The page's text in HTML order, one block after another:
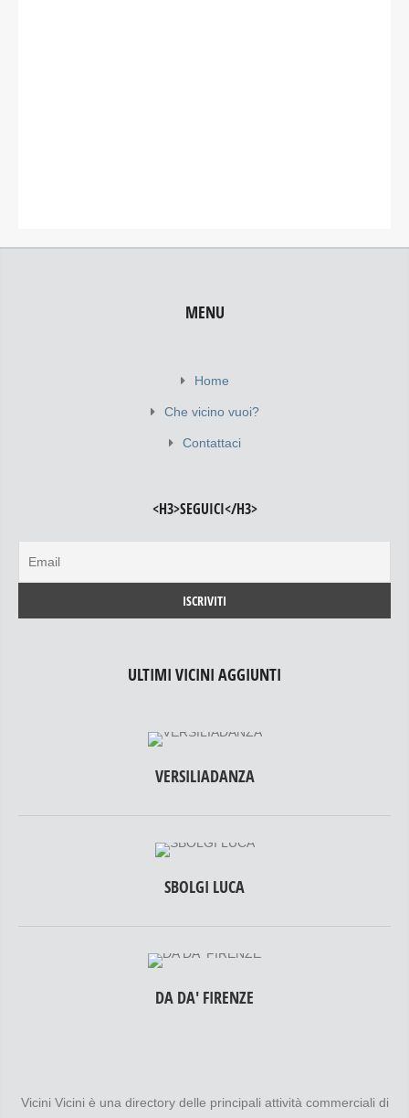
MENU
Home
Che vicino vuoi?
Contattaci
<H3>SEGUICI</H3>
ULTIMI VICINI AGGIUNTI
VERSILIADANZA
SBOLGI LUCA
DA DA' FIRENZE
Vicini Vicini è una directory delle principali attività commerciali di